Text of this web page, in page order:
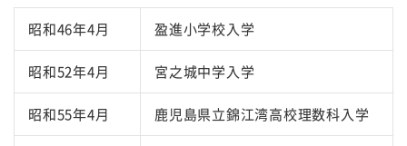
昭和46年4月 盈進小学校入学
昭和52年4月 宮之城中学入学
昭和55年4月 鹿児島県立錦江湾高校理数科入学